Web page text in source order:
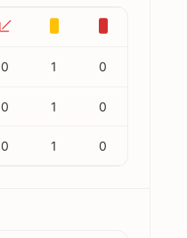
0 1 0
0 1 0
0 1 0